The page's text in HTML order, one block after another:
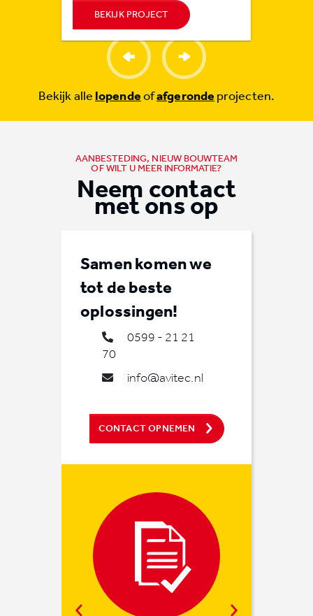
BEKIJK PROJECT
Bekijk alle lopendeofafgeronde projecten.
AANBESTEDING, NIEUW BOUWTEAM
OF WILT U MEER INFORMATIE?
Neem contact
met ons op
Samen komen we
tot de beste
oplossingen!
0599 - 21 21
70
info@avitec.nl
CONTACT OPNEMEN